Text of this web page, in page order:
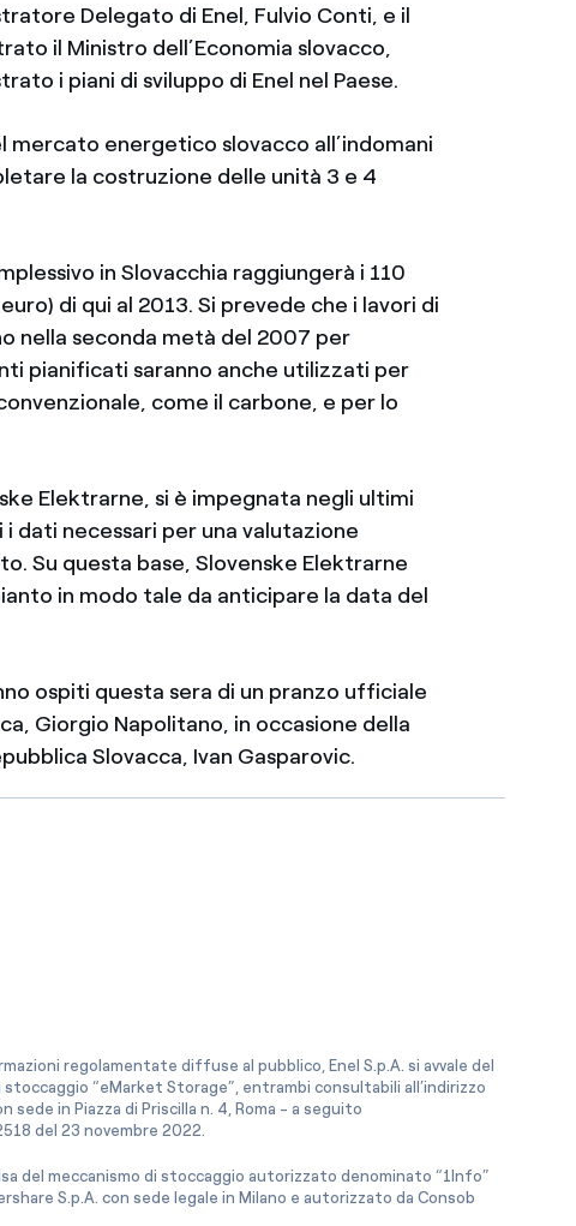
Delegato di Enel, Fulvio Conti, e il
il Ministro dell’Economia slovacco,
i piani di sviluppo di Enel nel Paese.
energetico slovacco all’indomani
la costruzione delle unità 3 e 4
in Slovacchia raggiungerà i 110
di qui al 2013. Si prevede che i lavori di
nella seconda metà del 2007 per
pianificati saranno anche utilizzati per
come il carbone, e per lo
Elektrarne, si è impegnata negli ultimi
dati necessari per una valutazione
Su questa base, Slovenske Elektrarne
in modo tale da anticipare la data del
ospiti questa sera di un pranzo ufficiale
Giorgio Napolitano, in occasione della
Slovacca, Ivan Gasparovic.
regolamentate diffuse al pubblico, Enel S.p.A. si avvale del
“eMarket Storage”, entrambi consultabili all’indirizzo
sede in Piazza di Priscilla n. 4, Roma - a seguito
del 23 novembre 2022.
del meccanismo di stoccaggio autorizzato denominato “1Info”
S.p.A. con sede legale in Milano e autorizzato da Consob